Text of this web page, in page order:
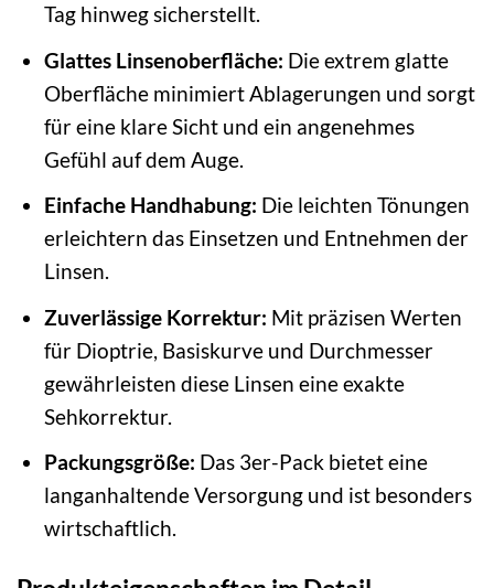
Tag hinweg sicherstellt.
Glattes Linsenoberfläche: Die extrem glatte
Oberfläche minimiert Ablagerungen und sorgt
für eine klare Sicht und ein angenehmes
Gefühl auf dem Auge.
Einfache Handhabung: Die leichten Tönungen
erleichtern das Einsetzen und Entnehmen der
Linsen.
Zuverlässige Korrektur: Mit präzisen Werten
für Dioptrie, Basiskurve und Durchmesser
gewährleisten diese Linsen eine exakte
Sehkorrektur.
Packungsgröße: Das 3er-Pack bietet eine
langanhaltende Versorgung und ist besonders
wirtschaftlich.